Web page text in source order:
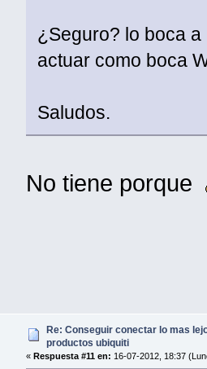
¿Seguro? lo boca
actuar como boca
Saludos.
No tiene porque
Re: Conseguir conectar lo mas
productos ubiquiti
« Respuesta #11 en: 16-07-2012, 18:37